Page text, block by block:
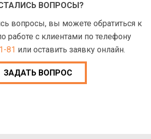
ВОПРОСЫ?
вопросы, вы можете обратиться к
работе с клиентами по телефону
81 или оставить заявку онлайн.
ЗАДАТЬ ВОПРОС